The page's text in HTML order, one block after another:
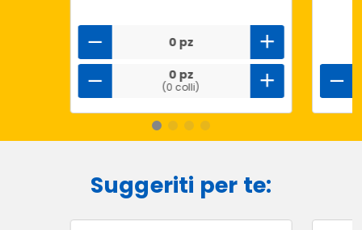
0 pz
0 pz
(0 colli)
Suggeriti per te: